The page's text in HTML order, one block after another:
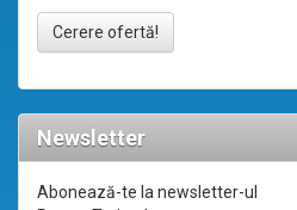
Cerere ofertă!
Newsletter
Abonează-te la newsletter-ul